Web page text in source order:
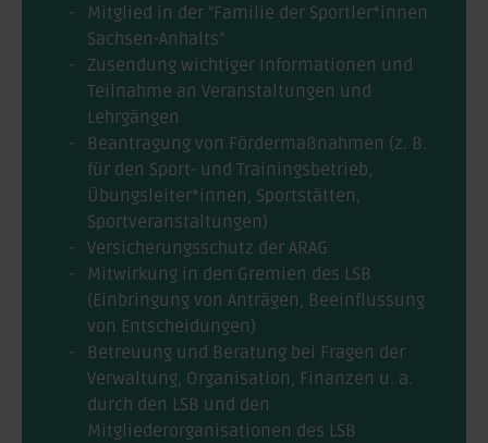
Mitglied in der "Familie der Sportler*innen
Sachsen-Anhalts"
Zusendung wichtiger Informationen und
Teilnahme an Veranstaltungen und
Lehrgängen
Beantragung von Fördermaßnahmen (z. B.
für den Sport- und Trainingsbetrieb,
Übungsleiter*innen, Sportstätten,
Sportveranstaltungen)
Versicherungsschutz der ARAG
Mitwirkung in den Gremien des LSB
(Einbringung von Anträgen, Beeinflussung
von Entscheidungen)
Betreuung und Beratung bei Fragen der
Verwaltung, Organisation, Finanzen u. a.
durch den LSB und den
Mitgliederorganisationen des LSB